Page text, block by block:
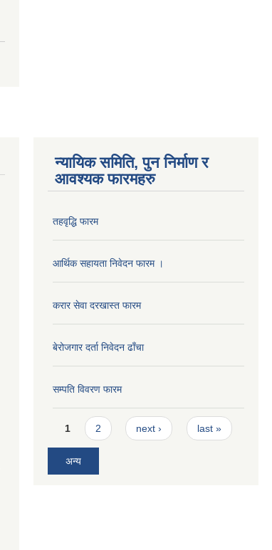
न्यायिक समिति, पुन निर्माण र
आवश्यक फारमहरु
तहवृद्धि फारम
आर्थिक सहायता निवेदन फारम ।
करार सेवा दरखास्त फारम
बेरोजगार दर्ता निवेदन ढाँचा
सम्पति विवरण फारम
Pages
1 2 next › last »
अन्य